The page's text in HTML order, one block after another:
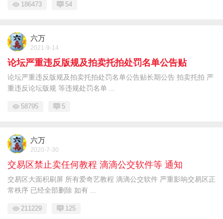
186473 54
六万
2021-9-14
论坛严重违反版规及拍卖托拍处罚名单公告贴
论坛严重违反版规及拍卖托拍处罚名单公告贴长期公告 拍卖托拍 严
重违反论坛版规 等违规处罚名单 ...
58795 5
六万
2020-7-30
交易区禁止卖任何教程 滴滴公交软件等 通知
交易区大面积刷屏 所有爱奇艺教程 滴滴公交软件 严重影响交易区正
常秩序 已经全部删除 如有 ...
211229 125